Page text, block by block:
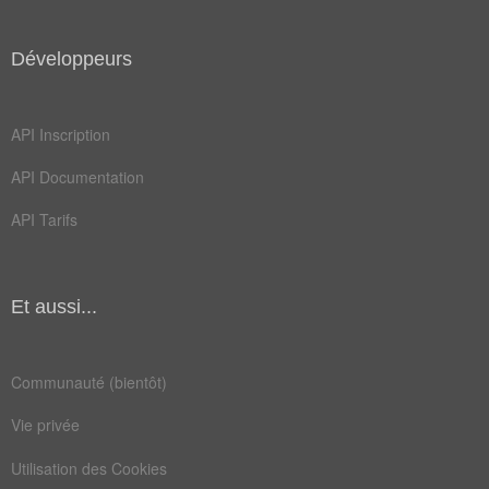
Développeurs
API Inscription
API Documentation
API Tarifs
Et aussi...
Communauté (bientôt)
Vie privée
Utilisation des Cookies